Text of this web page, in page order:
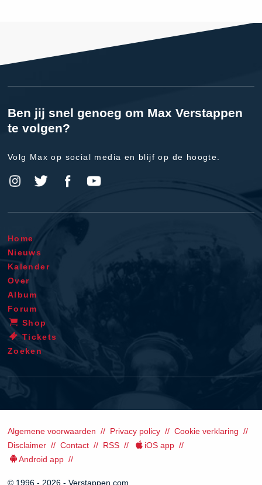
Ben jij snel genoeg om Max Verstappen
te volgen?
Volg Max op social media en blijf op de hoogte.
Home
Nieuws
Kalender
Over
Album
Forum
Shop
Tickets
Zoeken
Algemene voorwaarden Privacy policy
Cookie verklaring
Disclaimer
Contact RSS
iOS app
Android app
© 1996 - 2026 - Verstappen.com